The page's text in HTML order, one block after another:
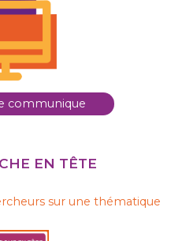
communique
EN TÊTE
sur une thématique